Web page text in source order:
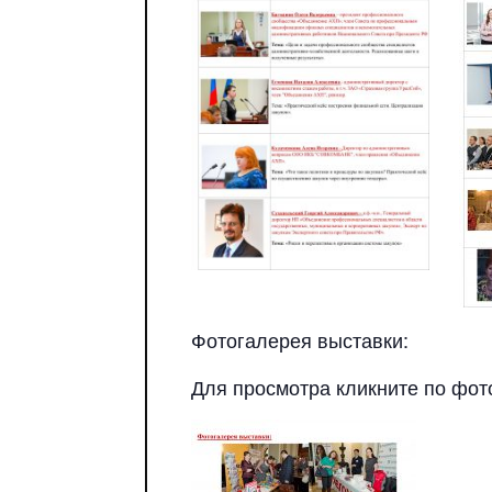
Фотогалерея выставки:
Для просмотра кликните по